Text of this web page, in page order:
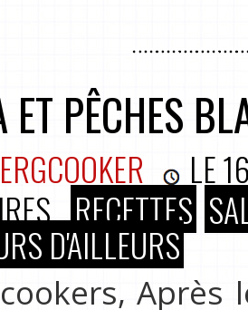
ET PÊCHES
LE
RECETTES
D'AILLEURS